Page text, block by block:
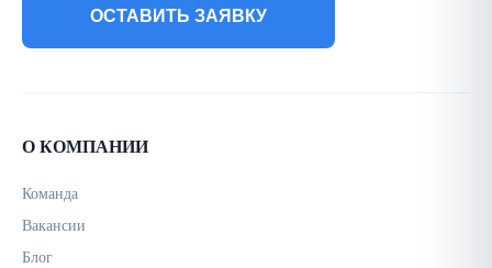
ОСТАВИТЬ ЗАЯВКУ
О КОМПАНИИ
Команда
Вакансии
Блог